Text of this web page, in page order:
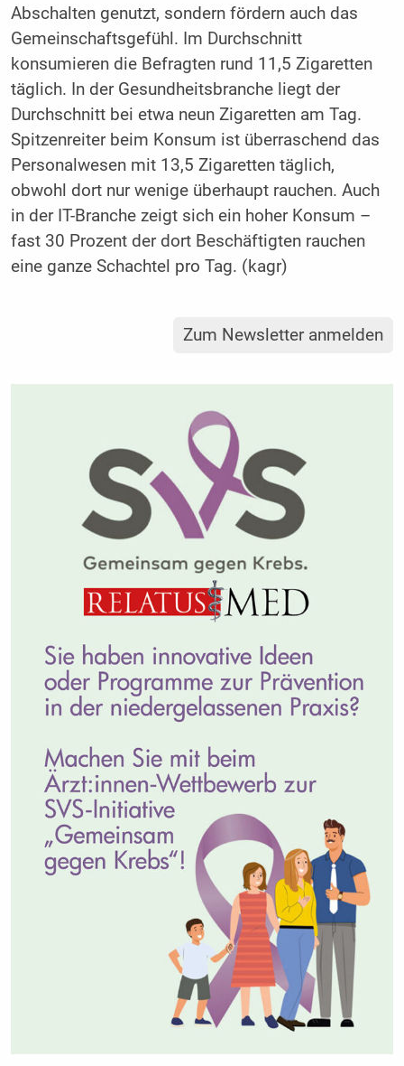
Abschalten genutzt, sondern fördern auch das
Gemeinschaftsgefühl. Im Durchschnitt
konsumieren die Befragten rund 11,5 Zigaretten
täglich. In der Gesundheitsbranche liegt der
Durchschnitt bei etwa neun Zigaretten am Tag.
Spitzenreiter beim Konsum ist überraschend das
Personalwesen mit 13,5 Zigaretten täglich,
obwohl dort nur wenige überhaupt rauchen. Auch
in der IT-Branche zeigt sich ein hoher Konsum –
fast 30 Prozent der dort Beschäftigten rauchen
eine ganze Schachtel pro Tag. (kagr)
Zum Newsletter anmelden